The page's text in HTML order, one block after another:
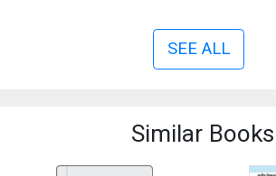
SEE ALL
Similar Books